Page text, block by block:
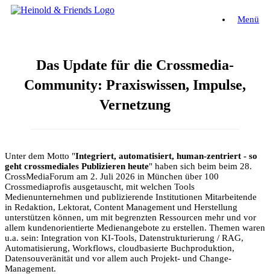
Zum
Menü
Das Update für die Crossmedia-
Community: Praxiswissen, Impulse,
Vernetzung
Unter dem Motto "Integriert, automatisiert, human-zentriert - so
geht crossmediales Publizieren heute" haben sich beim beim 28.
CrossMediaForum am 2. Juli 2026 in München über 100
Crossmediaprofis ausgetauscht, mit welchen Tools
Medienunternehmen und publizierende Institutionen Mitarbeitende
in Redaktion, Lektorat, Content Management und Herstellung
unterstützen können, um mit begrenzten Ressourcen mehr und vor
allem kundenorientierte Medienangebote zu erstellen. Themen waren
u.a. sein: Integration von KI-Tools, Datenstrukturierung / RAG,
Automatisierung, Workflows, cloudbasierte Buchproduktion,
Datensouveränität und vor allem auch Projekt- und Change-
Management.